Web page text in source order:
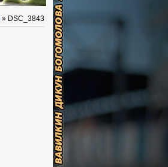
» DSC_3843